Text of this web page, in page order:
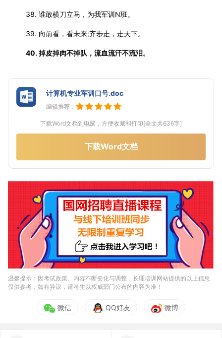
38. 谁敢横刀立马，为我军训N班。
39. 向前看，看未来;齐步走，走天下。
40. 掉皮掉肉不掉队，流血流汗不流泪。
计算机专业军训口号.doc
编辑推荐：
下载Word文档到电脑，方便收藏和打印[全文共636字]
下载Word文档
温馨提示：因考试政策、内容不断变化与调整，长理培训网站提供的以上信息
仅供参考，如有异议，请考生以权威部门公布的内容为准！
微信 QQ好友 微博